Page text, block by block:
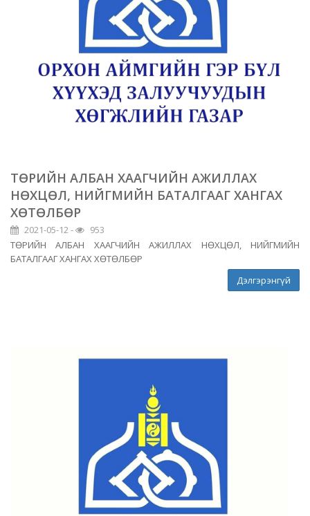
ТӨРИЙН АЛБАН ХААГЧИЙН АЖИЛЛАХ
НӨХЦӨЛ, НИЙГМИЙН БАТАЛГААГ ХАНГАХ
ХӨТӨЛБӨР
2021-05-12 -
953
ТӨРИЙН АЛБАН ХААГЧИЙН АЖИЛЛАХ НӨХЦӨЛ, НИЙГМИЙН
БАТАЛГААГ ХАНГАХ ХӨТӨЛБӨР
Дэлгэрэнгүй